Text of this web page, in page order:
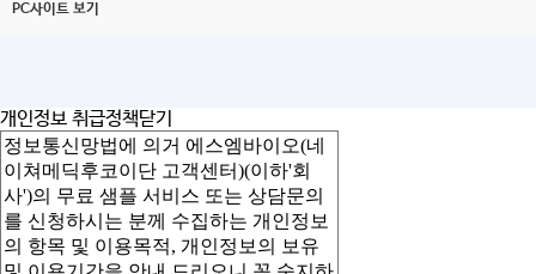
PC사이트 보기
개인정보 취급정책닫기